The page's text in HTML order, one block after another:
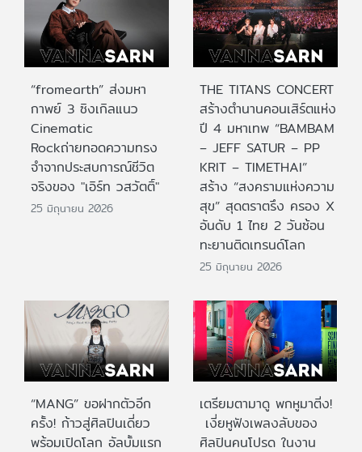
“fromearth” ส่งมหา
กาพย์ 3 ซิงเกิลแนว
Cinematic
Rockถ่ายทอดความทรง
จำจากประสบการณ์ชีวิต
จริงของ "เอิร์ท วสวัตติ์"
25 มิถุนายน 2026
THE TITANS CONCERT
สร้างตำนานคอนเสิร์ตแห่ง
ปี 4 มหาเทพ “BAMBAM
– JEFF SATUR – PP
KRIT – TIMETHAI”
สร้าง “สงครามแห่งความ
สุข” สุดตราตรึง ครอง X
อันดับ 1 ไทย 2 วันซ้อน
ทะยานติดเทรนด์โลก
25 มิถุนายน 2026
“MANG” ขอฝากตัวอีก
ครั้ง! ก้าวสู่ศิลปินเดี่ยว
พร้อมเปิดโลก อัลบั้มแรก
เตรียมตามาดู พกหูมาติ่ง!
เงี่ยหูฟังเพลงลับของ
ศิลปินคนโปรด ในงาน